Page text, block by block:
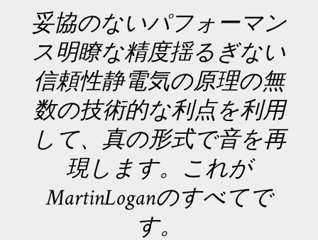
妥協のないパフォーマン
ス明瞭な精度揺るぎない
信頼性静電気の原理の無
数の技術的な利点を利用
して、真の形式で音を再
現します。これが
MartinLoganのすべてで
す。